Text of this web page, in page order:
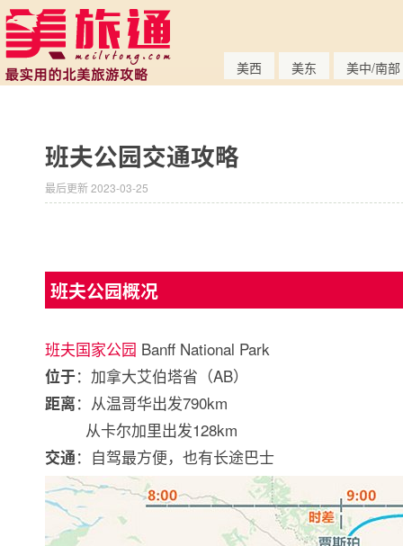
美西 美东 美中/南部
班夫公园交通攻略
最后更新 2023-03-25
班夫公园概况
班夫国家公园 Banff National Park
位于：加拿大艾伯塔省（AB）
距离：从温哥华出发790km
从卡尔加里出发128km
交通：自驾最方便，也有长途巴士